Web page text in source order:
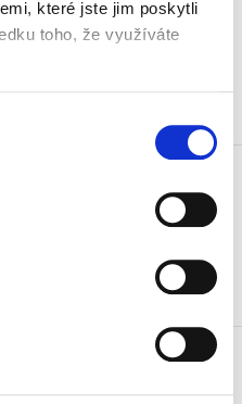
které jste jim poskytli
toho, že využíváte
A4 blok